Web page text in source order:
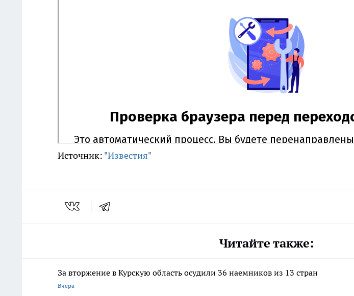
Источник: "Известия"
Читайте также:
За вторжение в Курскую область осудили 36 наемников из 13 стран
Вчера